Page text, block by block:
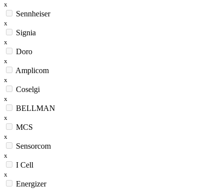
x
Sennheiser
x
Signia
x
Doro
x
Amplicom
x
Coselgi
x
BELLMAN
x
MCS
x
Sensorcom
x
I Cell
x
Energizer